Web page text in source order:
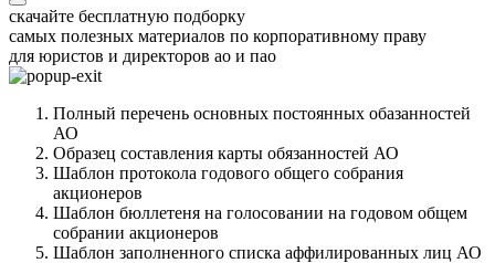
скачайте бесплатную подборку
самых полезных материалов по корпоративному праву
для юристов и директоров ао и пао
Полный перечень основных постоянных обазанностей
АО
Образец составления карты обязанностей АО
Шаблон протокола годового общего собрания
акционеров
Шаблон бюллетеня на голосовании на годовом общем
собрании акционеров
Шаблон заполненного списка аффилированных лиц АО